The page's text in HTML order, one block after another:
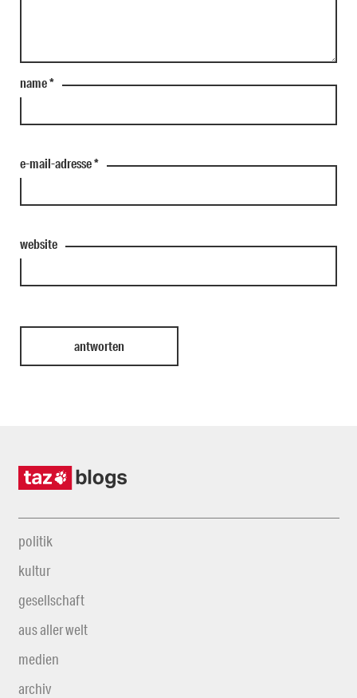
name*
e-mail-adresse*
website
politik
kultur
gesellschaft
aus aller welt
medien
archiv